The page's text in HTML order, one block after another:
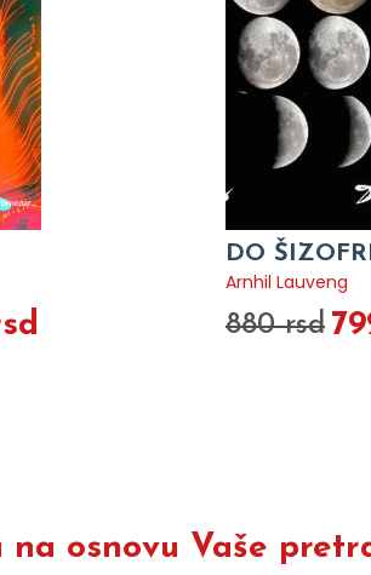
DO
Arnhil Lauveng
880 rsd
na osnovu Vaše